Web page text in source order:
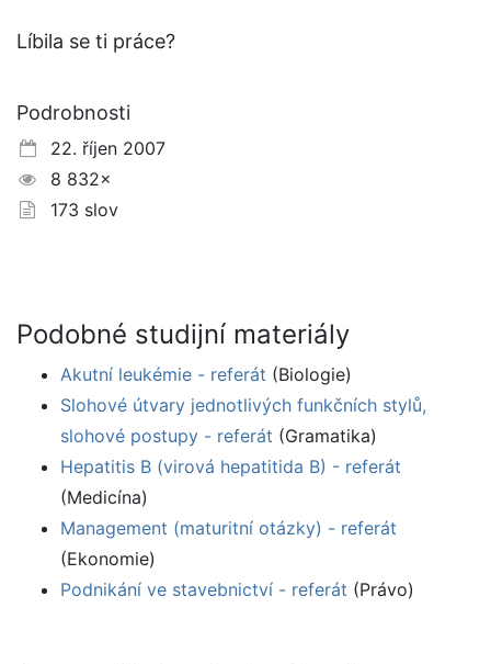
Líbila se ti práce?
Podrobnosti
22. říjen 2007
8 832×
173 slov
Podobné studijní materiály
Akutní leukémie - referát (Biologie)
Slohové útvary jednotlivých funkčních stylů,
slohové postupy - referát (Gramatika)
Hepatitis B (virová hepatitida B) - referát
(Medicína)
Management (maturitní otázky) - referát
(Ekonomie)
Podnikání ve stavebnictví - referát (Právo)